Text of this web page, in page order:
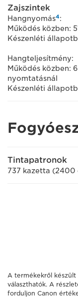
Zajszintek
Hangnyomás4:
Működés közben:
Készenléti
Hangteljesítmény:
Működés közben:
nyomtatásnál
Készenléti
Tintapatronok
737 kazetta (2400
A termékekről készült
választhatók. A
forduljon Canon